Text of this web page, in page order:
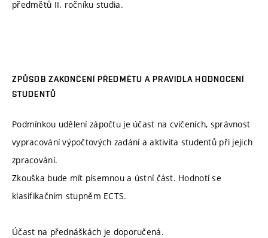
předmětů II. ročníku studia.
ZPŮSOB ZAKONČENÍ PŘEDMĚTU A PRAVIDLA HODNOCENÍ
STUDENTŮ
Podmínkou udělení zápočtu je účast na cvičeních, správnost
vypracování výpočtových zadání a aktivita studentů při jejich
zpracování.
Zkouška bude mít písemnou a ústní část. Hodnotí se
klasifikačním stupněm ECTS.
Účast na přednáškách je doporučená.